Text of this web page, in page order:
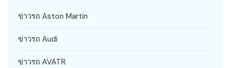
ข่าวรถ Aston Martin
ข่าวรถ Audi
ข่าวรถ AVATR